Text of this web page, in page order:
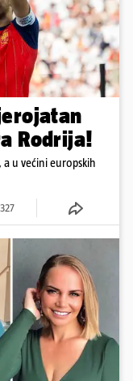
Rodrija!
a u većini europskih
327